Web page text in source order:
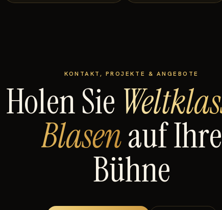
KONTAKT, PROJEKTE & ANGEBOTE
Holen Sie
Blasenauf Ihre
Bühne